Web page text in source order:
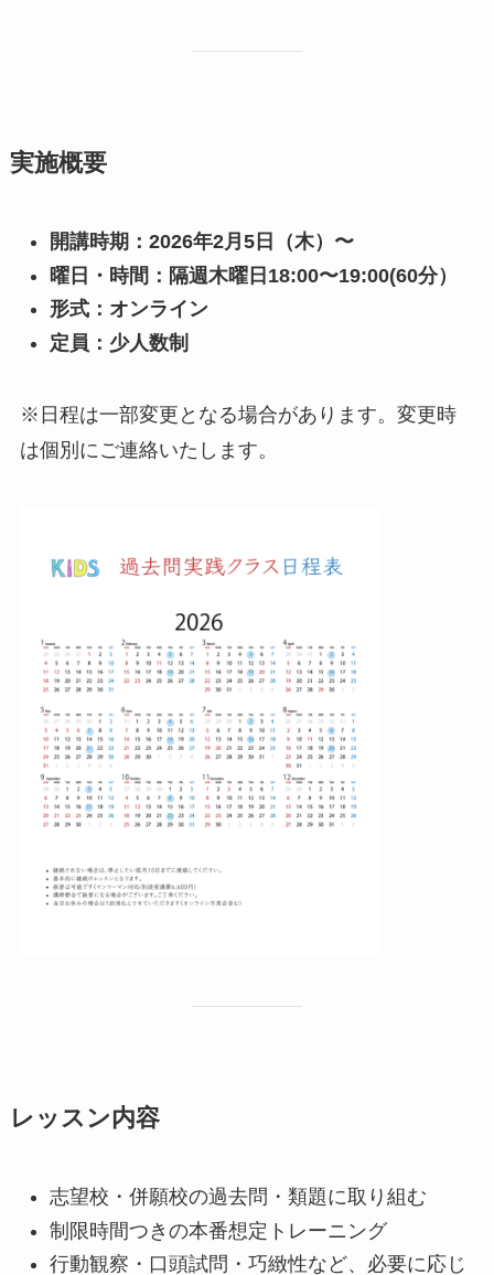
実施概要
開講時期：2026年2月5日（木）〜
曜日・時間：隔週木曜日18:00〜19:00(60分）
形式：オンライン
定員：少人数制
※日程は一部変更となる場合があります。変更時
は個別にご連絡いたします。
レッスン内容
志望校・併願校の過去問・類題に取り組む
制限時間つきの本番想定トレーニング
行動観察・口頭試問・巧緻性など、必要に応じ